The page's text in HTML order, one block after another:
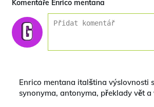
Komentáře Enrico mentana
Enrico mentana italština výslovnosti
synonyma, antonyma, překlady vět a